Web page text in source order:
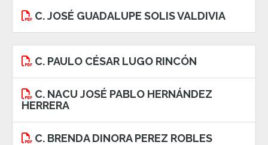
C. JOSÉ GUADALUPE SOLIS VALDIVIA
C. PAULO CÉSAR LUGO RINCÓN
C. NACU JOSÉ PABLO HERNÁNDEZ
HERRERA
C. BRENDA DINORA PEREZ ROBLES